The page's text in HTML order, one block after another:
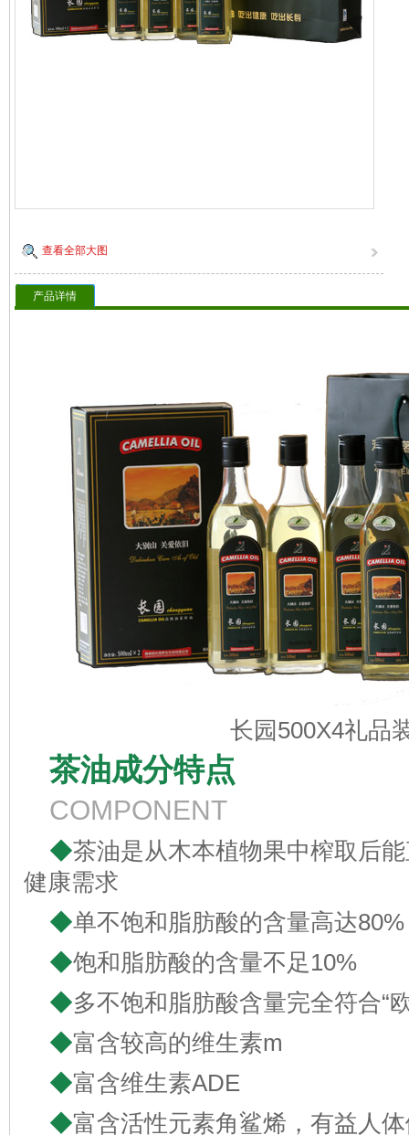
查看全部大图
产品详情
长园500X4礼品
茶油成分特点
COMPONENT
◆茶油是从木本植物果中榨取后
健康需求
◆单不饱和脂肪酸的含量高达80%
◆饱和脂肪酸的含量不足10%
◆多不饱和脂肪酸含量完全符合“
◆富含较高的维生素m
◆富含维生素ADE
◆富含活性元素角鲨烯，有益人